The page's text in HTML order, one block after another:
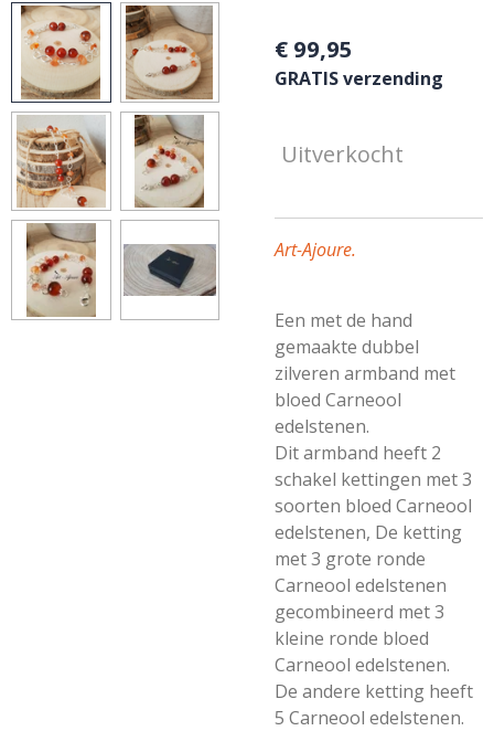
€ 99,95
GRATIS verzending
Uitverkocht
Art-Ajoure.
Een met de hand
gemaakte dubbel
zilveren armband met
bloed Carneool
edelstenen.
Dit armband heeft 2
schakel kettingen met 3
soorten bloed Carneool
edelstenen, De ketting
met 3 grote ronde
Carneool edelstenen
gecombineerd met 3
kleine ronde bloed
Carneool edelstenen.
De andere ketting heeft
5 Carneool edelstenen.